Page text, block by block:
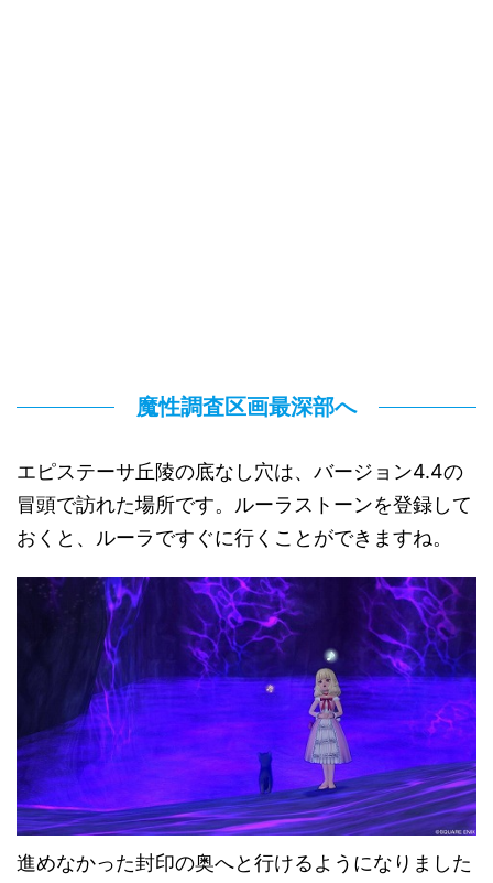
魔性調査区画最深部へ
エピステーサ丘陵の底なし穴は、バージョン4.4の
冒頭で訪れた場所です。ルーラストーンを登録して
おくと、ルーラですぐに行くことができますね。
進めなかった封印の奥へと行けるようになりました